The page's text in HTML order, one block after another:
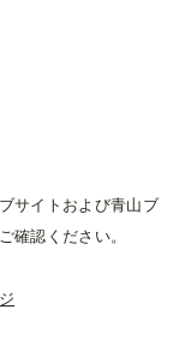
サイトおよび青山ブ
確認ください。